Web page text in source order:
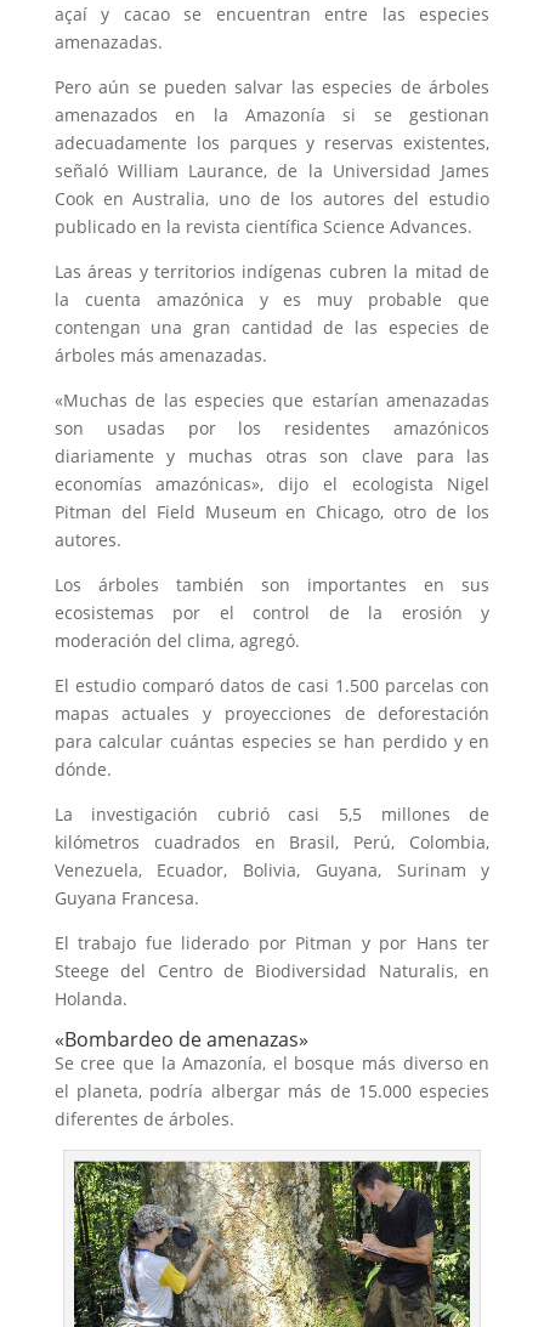
açaí y cacao se encuentran entre las especies
amenazadas.
Pero aún se pueden salvar las especies de árboles
amenazados en la Amazonía si se gestionan
adecuadamente los parques y reservas existentes,
señaló William Laurance, de la Universidad James
Cook en Australia, uno de los autores del estudio
publicado en la revista científica Science Advances.
Las áreas y territorios indígenas cubren la mitad de
la cuenta amazónica y es muy probable que
contengan una gran cantidad de las especies de
árboles más amenazadas.
«Muchas de las especies que estarían amenazadas
son usadas por los residentes amazónicos
diariamente y muchas otras son clave para las
economías amazónicas», dijo el ecologista Nigel
Pitman del Field Museum en Chicago, otro de los
autores.
Los árboles también son importantes en sus
ecosistemas por el control de la erosión y
moderación del clima, agregó.
El estudio comparó datos de casi 1.500 parcelas con
mapas actuales y proyecciones de deforestación
para calcular cuántas especies se han perdido y en
dónde.
La investigación cubrió casi 5,5 millones de
kilómetros cuadrados en Brasil, Perú, Colombia,
Venezuela, Ecuador, Bolivia, Guyana, Surinam y
Guyana Francesa.
El trabajo fue liderado por Pitman y por Hans ter
Steege del Centro de Biodiversidad Naturalis, en
Holanda.
«Bombardeo de amenazas»
Se cree que la Amazonía, el bosque más diverso en
el planeta, podría albergar más de 15.000 especies
diferentes de árboles.